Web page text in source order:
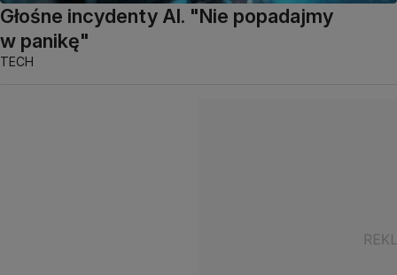
Głośne incydenty AI. "Nie popadajmy
w panikę"
TECH